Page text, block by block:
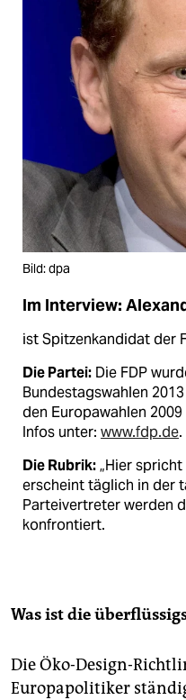
Bild: dpa
Im Interview:
ist Spitzenkandidat der
Die Partei: Die FDP
Bundestagswahlen
den Europawahlen
Infos unter: www.fdp.de.
Die Rubrik:„Hier
erscheint täglich in der
Parteivertreter werden
konfrontiert.
Was ist die
Die Öko-Design-
Europapolitiker